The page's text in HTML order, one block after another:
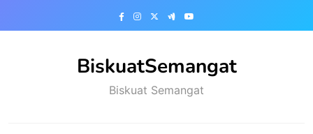
BiskuatSemangat
Biskuat Semangat